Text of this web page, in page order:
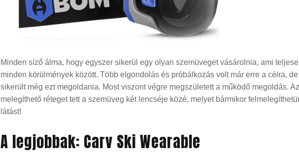
Minden síző álma, hogy egyszer sikerül egy olyan szemüveget vásárolnia, ami
minden körülmények között. Több elgondolás és próbálkozás volt már erre a célra,
sikerült még ezt megoldania. Most viszont végre megszületett a működő megoldás.
melegíthető réteget tett a szemüveg két lencséje közé, melyet bármikor
látást!
A legjobbak: Carv Ski Wearable